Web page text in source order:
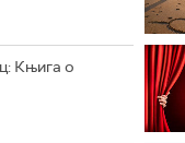
Књига о